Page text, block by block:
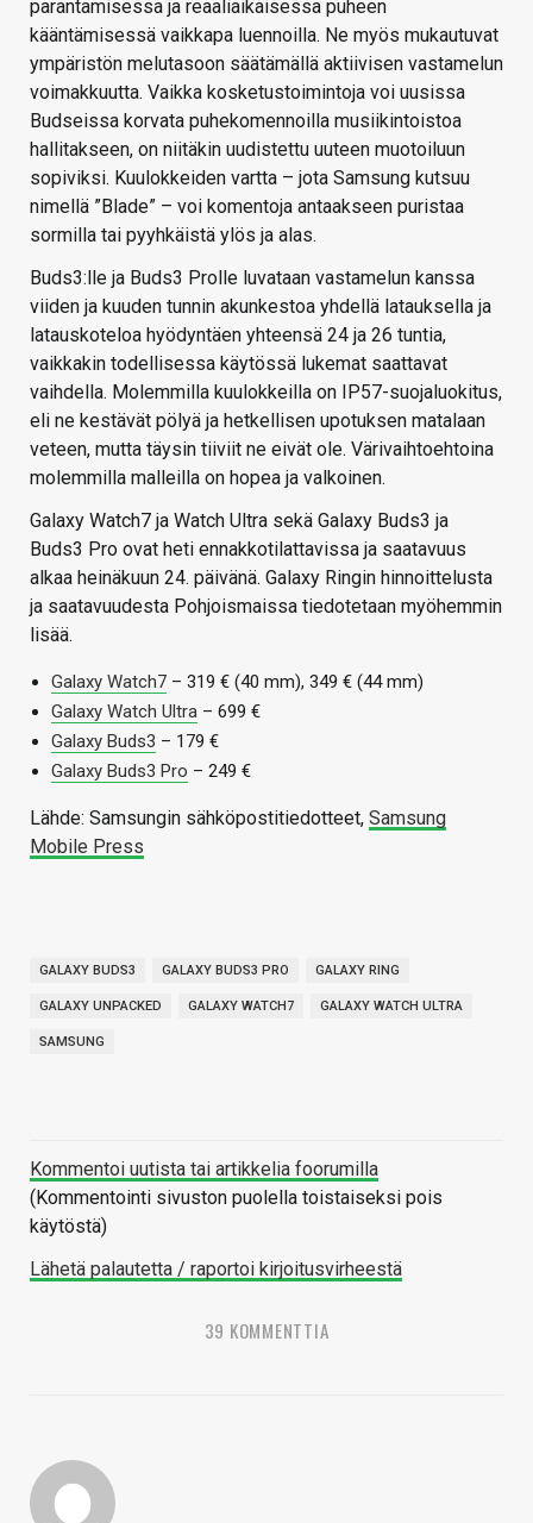
parantamisessa ja reaaliaikaisessa puheen
kääntämisessä vaikkapa luennoilla. Ne myös mukautuvat
ympäristön melutasoon säätämällä aktiivisen vastamelun
voimakkuutta. Vaikka kosketustoimintoja voi uusissa
Budseissa korvata puhekomennoilla musiikintoistoa
hallitakseen, on niitäkin uudistettu uuteen muotoiluun
sopiviksi. Kuulokkeiden vartta – jota Samsung kutsuu
nimellä ”Blade” – voi komentoja antaakseen puristaa
sormilla tai pyyhkäistä ylös ja alas.
Buds3:lle ja Buds3 Prolle luvataan vastamelun kanssa
viiden ja kuuden tunnin akunkestoa yhdellä latauksella ja
latauskoteloa hyödyntäen yhteensä 24 ja 26 tuntia,
vaikkakin todellisessa käytössä lukemat saattavat
vaihdella. Molemmilla kuulokkeilla on IP57-suojaluokitus,
eli ne kestävät pölyä ja hetkellisen upotuksen matalaan
veteen, mutta täysin tiiviit ne eivät ole. Värivaihtoehtoina
molemmilla malleilla on hopea ja valkoinen.
Galaxy Watch7 ja Watch Ultra sekä Galaxy Buds3 ja
Buds3 Pro ovat heti ennakkotilattavissa ja saatavuus
alkaa heinäkuun 24. päivänä. Galaxy Ringin hinnoittelusta
ja saatavuudesta Pohjoismaissa tiedotetaan myöhemmin
lisää.
Galaxy Watch7 – 319 € (40 mm), 349 € (44 mm)
Galaxy Watch Ultra – 699 €
Galaxy Buds3 – 179 €
Galaxy Buds3 Pro – 249 €
Lähde: Samsungin sähköpostitiedotteet, Samsung
Mobile Press
GALAXY BUDS3 GALAXY BUDS3 PRO GALAXY RING
GALAXY UNPACKED GALAXY WATCH7 GALAXY WATCH ULTRA
SAMSUNG
Kommentoi uutista tai artikkelia foorumilla
(Kommentointi sivuston puolella toistaiseksi pois
käytöstä)
Lähetä palautetta / raportoi kirjoitusvirheestä
39 KOMMENTTIA